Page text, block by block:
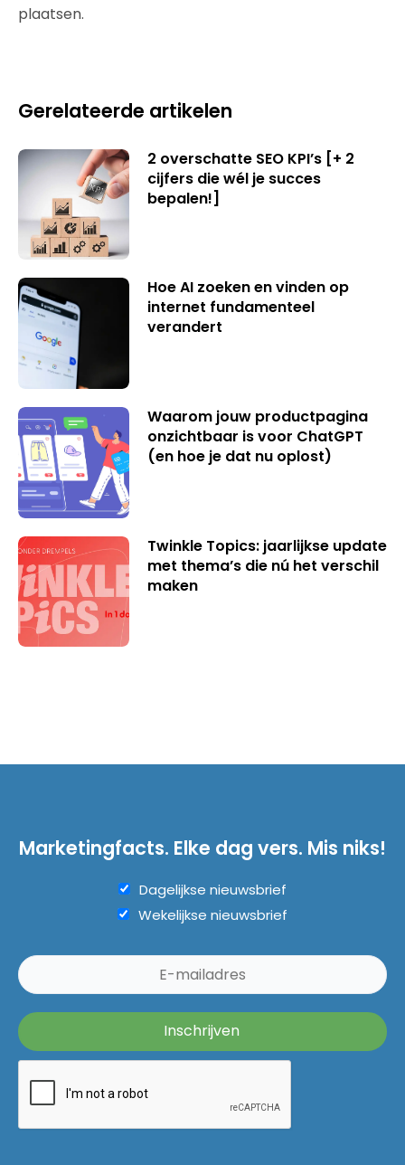
plaatsen.
Gerelateerde artikelen
2 overschatte SEO KPI’s [+ 2
cijfers die wél je succes
bepalen!]
Hoe AI zoeken en vinden op
internet fundamenteel
verandert
Waarom jouw productpagina
onzichtbaar is voor ChatGPT
(en hoe je dat nu oplost)
Twinkle Topics: jaarlijkse update
met thema’s die nú het verschil
maken
Marketingfacts. Elke dag vers. Mis niks!
Dagelijkse nieuwsbrief
Wekelijkse nieuwsbrief